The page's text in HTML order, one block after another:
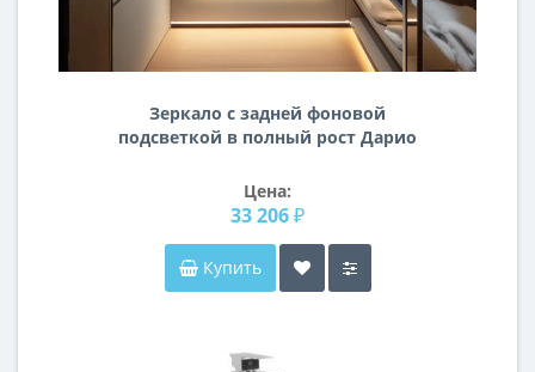
Зеркало с задней фоновой
подсветкой в полный рост Дарио
Цена:
33 206 ₽
Купить